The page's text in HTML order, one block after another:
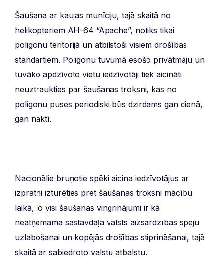
Šaušana ar kaujas munīciju, tajā skaitā no
helikopteriem AH-64 “Apache”, notiks tikai
poligonu teritorijā un atbilstoši visiem drošības
standartiem. Poligonu tuvumā esošo privātmāju un
tuvāko apdzīvoto vietu iedzīvotāji tiek aicināti
neuztraukties par šaušanas troksni, kas no
poligonu puses periodiski būs dzirdams gan dienā,
gan naktī.
Nacionālie bruņotie spēki aicina iedzīvotājus ar
izpratni izturēties pret šaušanas troksni mācību
laikā, jo visi šaušanas vingrinājumi ir kā
neatņemama sastāvdaļa valsts aizsardzības spēju
uzlabošanai un kopējās drošības stiprināšanai, tajā
skaitā ar sabiedroto valstu atbalstu.